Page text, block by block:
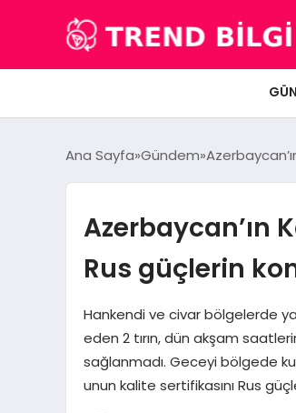
Ana Sayfa Gündem
Azerbaycan’ın
Rus güçlerin
Hankendi ve civar bölgelerde
eden 2 tırın, dün akşam
sağlanmadı. Geceyi bölgede
unun kalite sertifikasını Rus